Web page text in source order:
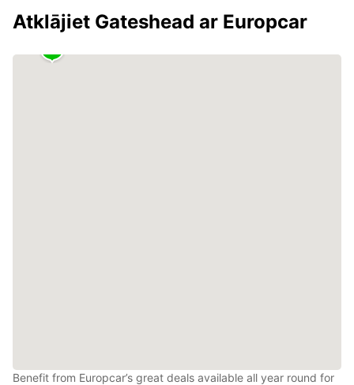
Atklājiet Gateshead ar Europcar
Benefit from Europcar’s great deals available all year round for